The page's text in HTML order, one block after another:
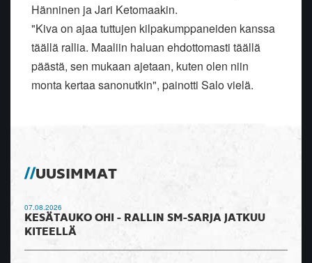
Hänninen ja Jari Ketomaakin.
"Kiva on ajaa tuttujen kilpakumppaneiden kanssa
täällä rallia. Maaliin haluan ehdottomasti täällä
päästä, sen mukaan ajetaan, kuten olen niin
monta kertaa sanonutkin", painotti Salo vielä.
UUSIMMAT
07.08.2026
KESÄTAUKO OHI - RALLIN SM-SARJA JATKUU
KITEELLÄ